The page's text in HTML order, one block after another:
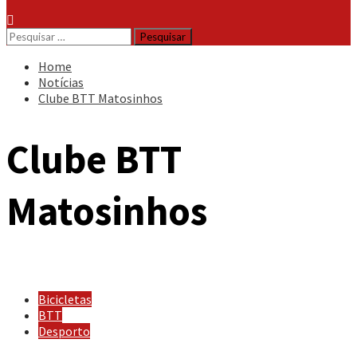
Pesquisar
por:
Home
Notícias
Clube BTT Matosinhos
Clube BTT
Matosinhos
Bicicletas
BTT
Desporto